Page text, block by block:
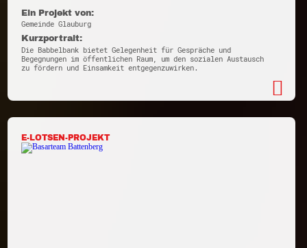
Ein Projekt von:
Gemeinde Glauburg
Kurzportrait:
Die Babbelbank bietet Gelegenheit für Gespräche und
Begegnungen im öffentlichen Raum, um den sozialen Austausch
zu fördern und Einsamkeit entgegenzuwirken.
E-LOTSEN-PROJEKT